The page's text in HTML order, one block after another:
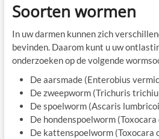
Soorten wormen
In uw darmen kunnen zich
bevinden. Daarom kunt u uw
onderzoeken op de volgende
De aarsmade (Enterobius
De zweepworm (Trichuris
De spoelworm (Ascaris
De hondenspoelworm (Toxocara
De kattenspoelworm (Toxocara